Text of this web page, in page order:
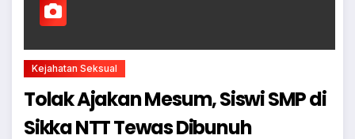
Kejahatan Seksual
Tolak Ajakan Mesum, Siswi SMP di
Sikka NTT Tewas Dibunuh